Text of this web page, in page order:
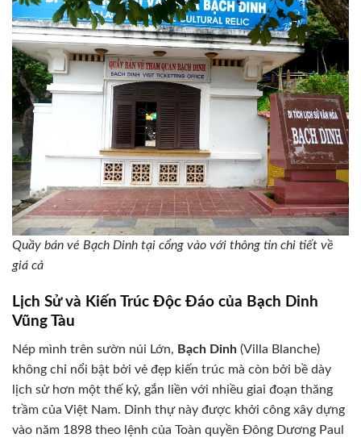
Quầy bán vé Bạch Dinh tại cổng vào với thông tin chi tiết về
giá cả
Lịch Sử và Kiến Trúc Độc Đáo của Bạch Dinh
Vũng Tàu
Nép mình trên sườn núi Lớn, Bạch Dinh (Villa Blanche)
không chỉ nổi bật bởi vẻ đẹp kiến trúc mà còn bởi bề dày
lịch sử hơn một thế kỷ, gắn liền với nhiều giai đoạn thăng
trầm của Việt Nam. Dinh thự này được khởi công xây dựng
vào năm 1898 theo lệnh của Toàn quyền Đông Dương Paul